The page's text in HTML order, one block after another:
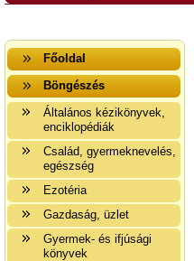
Főoldal
Böngészés
Általános kézikönyvek,
enciklopédiák
Család, gyermeknevelés,
egészség
Ezotéria
Gazdaság, üzlet
Gyermek- és ifjúsági
könyvek